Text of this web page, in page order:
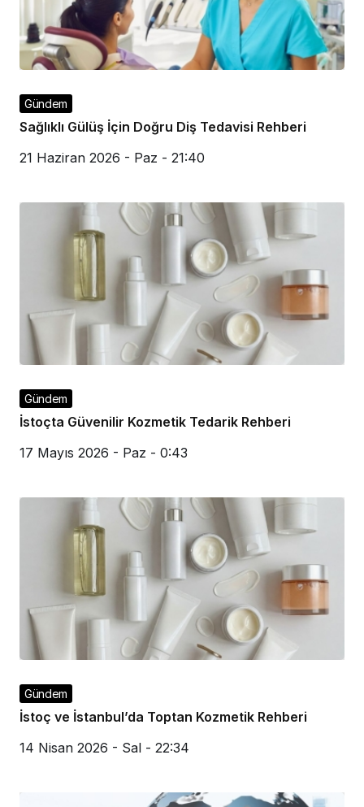
Gündem
Sağlıklı Gülüş İçin Doğru Diş Tedavisi Rehberi
21 Haziran 2026 - Paz - 21:40
Gündem
İstoçta Güvenilir Kozmetik Tedarik Rehberi
17 Mayıs 2026 - Paz - 0:43
Gündem
İstoç ve İstanbul’da Toptan Kozmetik Rehberi
14 Nisan 2026 - Sal - 22:34